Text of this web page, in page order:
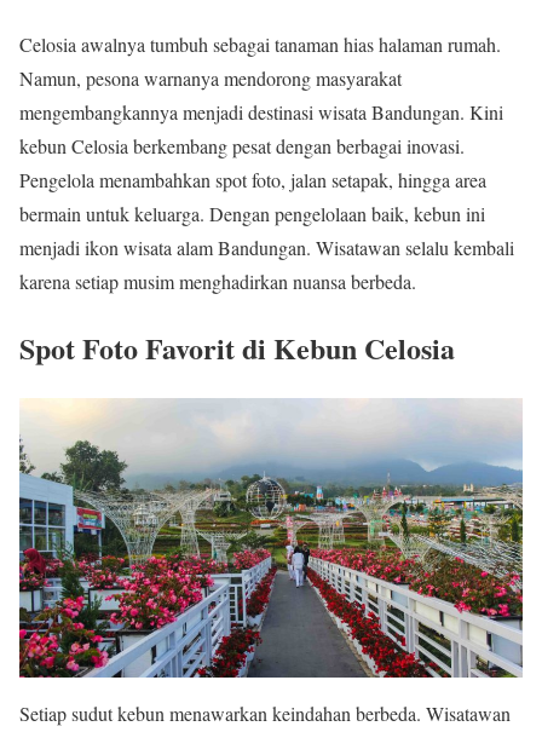
Celosia awalnya tumbuh sebagai tanaman hias halaman rumah.
Namun, pesona warnanya mendorong masyarakat
mengembangkannya menjadi destinasi wisata Bandungan. Kini
kebun Celosia berkembang pesat dengan berbagai inovasi.
Pengelola menambahkan spot foto, jalan setapak, hingga area
bermain untuk keluarga. Dengan pengelolaan baik, kebun ini
menjadi ikon wisata alam Bandungan. Wisatawan selalu kembali
karena setiap musim menghadirkan nuansa berbeda.
Spot Foto Favorit di Kebun Celosia
Setiap sudut kebun menawarkan keindahan berbeda. Wisatawan